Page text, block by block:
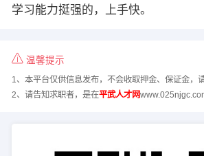
学习能力挺强的，上手快。
温馨提示
1、本平台仅供信息发布，不会收取押金、保证金，
2、请告知求职者，是在平武人才网